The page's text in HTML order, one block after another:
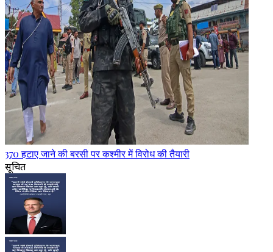
370 हटाए जाने की बरसी पर कश्मीर में विरोध की तैयारी
सूचित